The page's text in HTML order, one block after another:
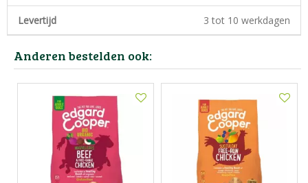
Levertijd 3 tot 10 werkdagen
Anderen bestelden ook: